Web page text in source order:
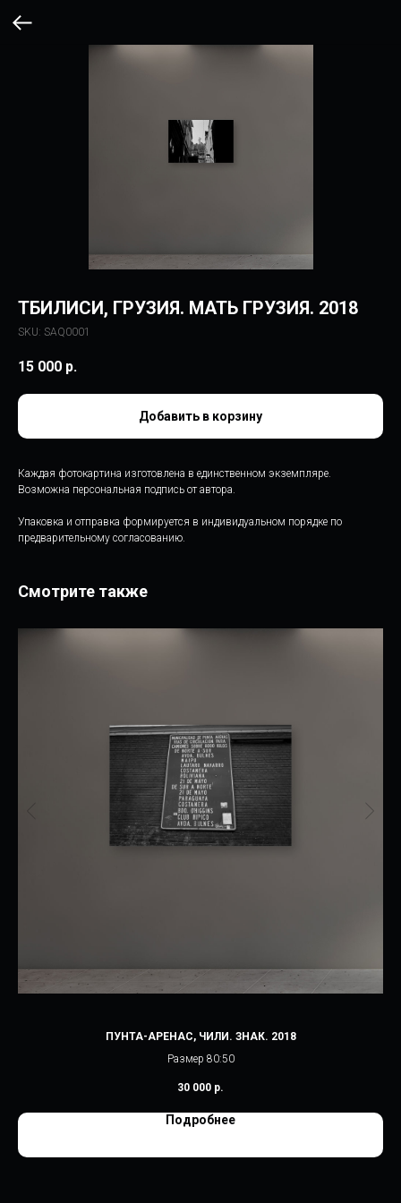
ТБИЛИСИ, ГРУЗИЯ. МАТЬ ГРУЗИЯ. 2018
SKU: SAQ0001
15 000 р.
Добавить в корзину
Каждая фотокартина изготовлена в единственном экземпляре.
Возможна персональная подпись от автора.
Упаковка и отправка формируется в индивидуальном порядке по
предварительному согласованию.
Смотрите также
ПУНТА-АРЕНАС, ЧИЛИ. ЗНАК. 2018
Размер 80:50
30 000 р.
Подробнее